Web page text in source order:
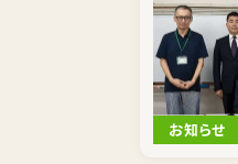
お知らせ